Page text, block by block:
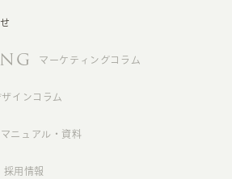
マーケティングコラム
ザインコラム
マニュアル・資料
採用情報